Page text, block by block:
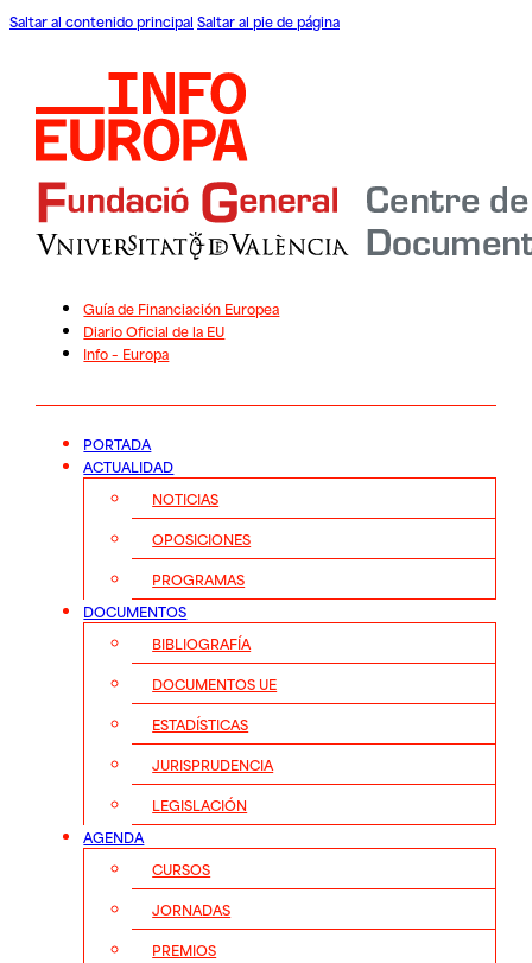
Saltar al contenido principal Saltar al pie de página
Guía de Financiación Europea
Diario Oficial de la EU
Info – Europa
PORTADA
ACTUALIDAD
NOTICIAS
OPOSICIONES
PROGRAMAS
DOCUMENTOS
BIBLIOGRAFÍA
DOCUMENTOS UE
ESTADÍSTICAS
JURISPRUDENCIA
LEGISLACIÓN
AGENDA
CURSOS
JORNADAS
PREMIOS